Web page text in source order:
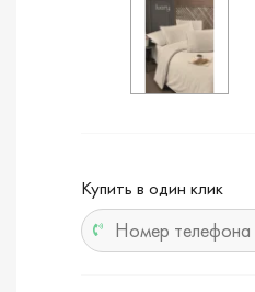
Купить в один клик